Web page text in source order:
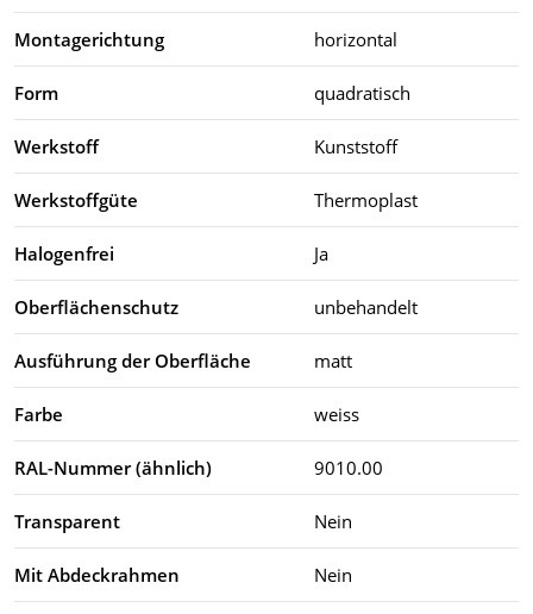
Montagerichtung horizontal
Form quadratisch
Werkstoff Kunststoff
Werkstoffgüte Thermoplast
Halogenfrei Ja
Oberflächenschutz unbehandelt
Ausführung der Oberfläche matt
Farbe weiss
RAL-Nummer (ähnlich) 9010.00
Transparent Nein
Mit Abdeckrahmen Nein